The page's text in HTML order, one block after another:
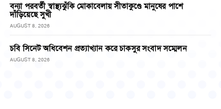
বন্যা পরবর্তী স্বাস্থ্যঝুঁকি মোকাবেলায় সীতাকুণ্ডে মানুষের পাশে
দাঁড়িয়েছে সুখী
AUGUST 8, 2026
চবি সিনেট অধিবেশন প্রত্যাখ্যান করে চাকসুর সংবাদ সম্মেলন
AUGUST 8, 2026